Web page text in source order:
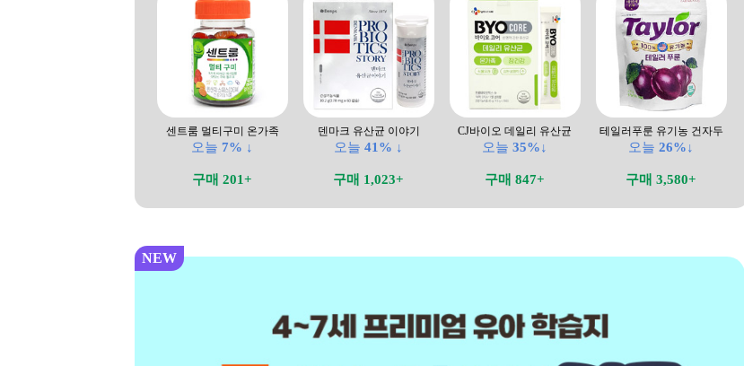
센트룸 멀티구미 온가족
오늘 7% ↓
구매 201+
덴마크 유산균 이야기
오늘 41% ↓
구매 1,023+
CJ바이오 데일리 유산균
오늘 35%↓
구매 847+
테일러푸룬 유기농 건자두
오늘 26%↓
구매 3,580+
NEW